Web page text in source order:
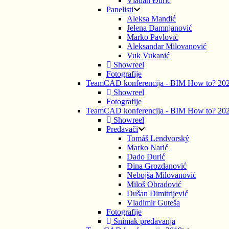
Panelisti
Aleksa Mandić
Jelena Damnjanović
Marko Pavlović
Aleksandar Milovanović
Vuk Vukanić
Showreel
Fotografije
TeamCAD konferencija - BIM How to?
Showreel
Fotografije
TeamCAD konferencija - BIM How to?
Showreel
Predavači
Tomáš Lendvorský
Marko Narić
Dado Durić
Đina Grozdanović
Nebojša Milovanović
Miloš Obradović
Dušan Dimitrijević
Vladimir Guteša
Fotografije
Snimak predavanja